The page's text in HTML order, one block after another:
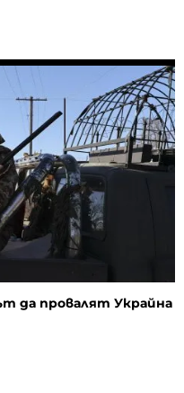
да провалят Украйна